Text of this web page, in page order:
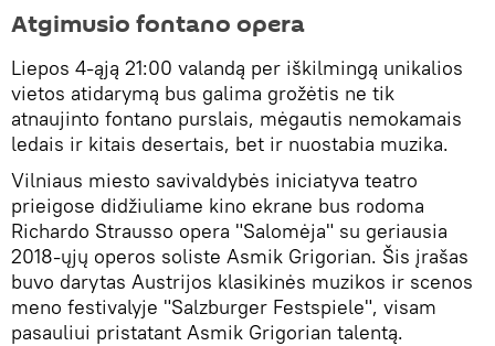
Atgimusio fontano opera
Liepos 4-ąją 21:00 valandą per iškilmingą unikalios
vietos atidarymą bus galima grožėtis ne tik
atnaujinto fontano purslais, mėgautis nemokamais
ledais ir kitais desertais, bet ir nuostabia muzika.
Vilniaus miesto savivaldybės iniciatyva teatro
prieigose didžiuliame kino ekrane bus rodoma
Richardo Strausso opera "Salomėja" su geriausia
2018-ųjų operos soliste Asmik Grigorian. Šis įrašas
buvo darytas Austrijos klasikinės muzikos ir scenos
meno festivalyje "Salzburger Festspiele", visam
pasauliui pristatant Asmik Grigorian talentą.